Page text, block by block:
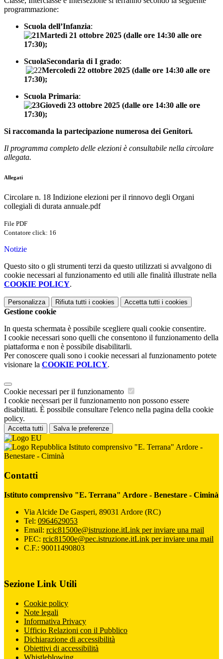
programmazione:
Scuola dell’Infanzia:
Martedì 21 ottobre 2025 (dalle ore 14:30 alle ore
17:30);
ScuolaSecondaria di I grado:
Mercoledì 22 ottobre 2025 (dalle ore 14:30 alle ore
17:30);
Scuola Primaria:
Giovedì 23 ottobre 2025 (dalle ore 14:30 alle ore
17:30);
Si raccomanda la partecipazione numerosa dei Genitori.
Il programma completo delle elezioni è consultabile nella circolare
allegata.
Allegati
Circolare n. 18 Indizione elezioni per il rinnovo degli Organi
collegiali di durata annuale.pdf
File PDF
Contatore click: 16
Notizie
Questo sito o gli strumenti terzi da questo utilizzati si avvalgono di
cookie necessari al funzionamento ed utili alle finalità illustrate nella
COOKIE POLICY.
Personalizza Rifiuta tutti i cookies Accetta tutti i cookies
Gestione cookie
In questa schermata è possibile scegliere quali cookie consentire.
I cookie necessari sono quelli che consentono il funzionamento della
piattaforma e non è possibile disabilitarli.
Per conoscere quali sono i cookie necessari al funzionamento potete
visionare la COOKIE POLICY.
Cookie necessari per il funzionamento
I cookie necessari per il funzionamento non possono essere
disabilitati. È possibile consultare l'elenco nella pagina della cookie
policy.
Accetta tutti Salva le preferenze
Istituto comprensivo "E. Terrana" Ardore -
Benestare - Ciminà
Contatti
Istituto comprensivo "E. Terrana" Ardore - Benestare - Ciminà
Via Alcide De Gasperi, 89031 Ardore (RC)
Tel: 0964629053
Email: rcic81500e@istruzione.itLink per inviare una mail
PEC: rcic81500e@pec.istruzione.itLink per inviare una mail
C.F.: 90011490803
Sezione Link Utili
Cookie policy
Note legali
Informativa Privacy
Ufficio Relazioni con il Pubblico
Dichiarazione di accessibilità
Obiettivi di accessibilità
Whistleblowing